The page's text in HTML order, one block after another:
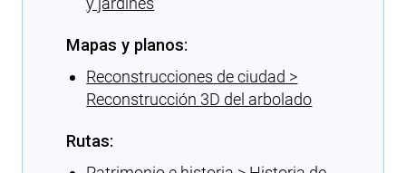
Mapas y planos:
Reconstrucciones de ciudad >
Reconstrucción 3D del arbolado
Rutas: